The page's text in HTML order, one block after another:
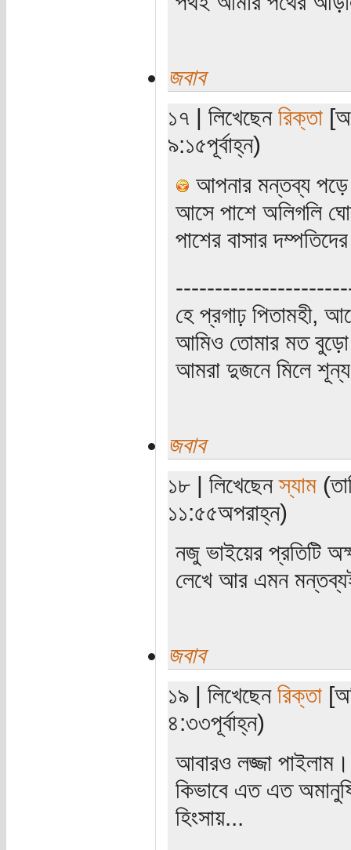
জবাব
১৭ | লিখেছেন রিক্তা
৯:১৫পূর্বাহ্ন)
আপনার মন্তব্য পড়ে
আসে পাশে অলিগলি
পাশের বাসার
হে প্রগাঢ় পিতামহী,
আমিও তোমার মত বুড়ো
আমরা দুজনে মিলে শূন্য
জবাব
১৮ | লিখেছেনস্যাম
১১:৫৫অপরাহ্ন)
নজু ভাইয়ের প্রতিটি
লেখে আর এমন মন্তব্যই
জবাব
১৯ | লিখেছেন রিক্তা
৪:৩৩পূর্বাহ্ন)
আবারও লজ্জা
কিভাবে এত এত
হিংসায়...